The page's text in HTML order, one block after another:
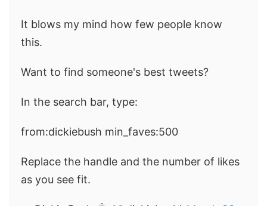
It blows my mind how few people know
this.
Want to find someone's best tweets?
In the search bar, type:
from:dickiebush min_faves:500
Replace the handle and the number of likes
as you see fit.